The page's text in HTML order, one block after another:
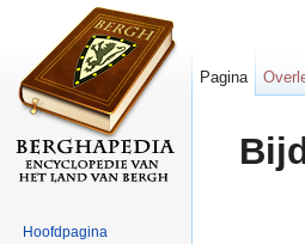
Pagina
Hoofdpagina